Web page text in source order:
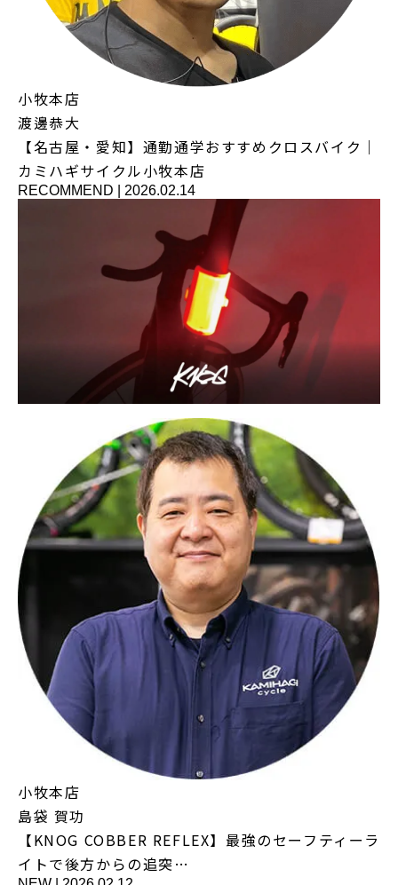
小牧本店
渡邊恭大
【名古屋・愛知】通勤通学おすすめクロスバイク｜
カミハギサイクル小牧本店
RECOMMEND 2026.02.14
小牧本店
島袋 賀功
【KNOG COBBER REFLEX】最強のセーフティーラ
イトで後方からの追突…